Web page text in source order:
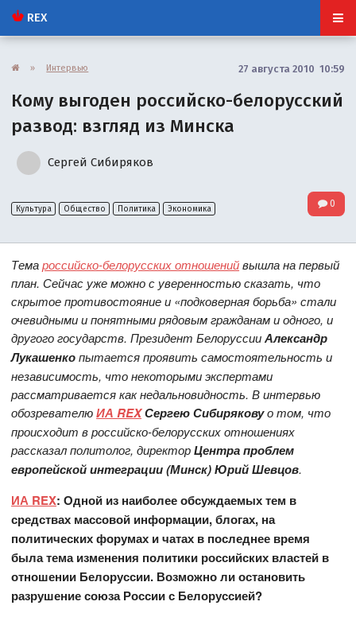
REX
» Интервью 27 августа 2010 10:59
Кому выгоден российско-белорусский
развод: взгляд из Минска
Сергей Сибиряков
Культура Общество Политика Экономика 0
Темароссийско-белорусских отношенийвышла на первый
план. Сейчас уже можно с уверенностью сказать, что
скрытое противостояние и «подковерная борьба» стали
очевидными и понятными рядовым гражданам и одного, и
другого государств. Президент БелоруссииАлександр
Лукашенкопытается проявить самостоятельность и
независимость, что некоторыми экспертами
рассматривается как недальновидность. В интервью
обозревателюИА REXСергею Сибиряковуо том, что
происходит в российско-белорусских отношениях
рассказал политолог, директорЦентра проблем
европейской интеграции (Минск) Юрий Шевцов.
ИА REX: Одной из наиболее обсуждаемых тем в
средствах массовой информации, блогах, на
политических форумах и чатах в последнее время
была тема изменения политики российских властей в
отношении Белоруссии. Возможно ли остановить
разрушение союза России с Белоруссией?